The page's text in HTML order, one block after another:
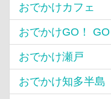
おでかけカフェ
おでかけGO！
おでかけ瀬戸
おでかけ知多半島